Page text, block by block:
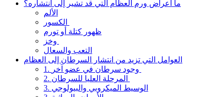
ما أعراض ورم العظام التي قد تشير إلى انتشاره؟
الألم
ظهور كتلة أو تورم
التعب والسعال
العوامل التي تزيد من انتشار السرطان إلى العظام
3. الوسيط الميكروبي والبيولوجي